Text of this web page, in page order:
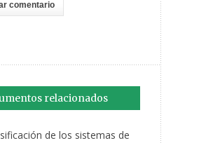
relacionados
de los sistemas de